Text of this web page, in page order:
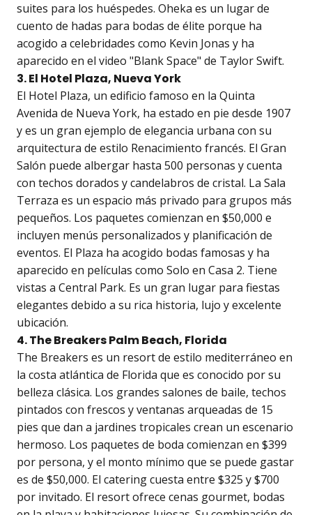
suites para los huéspedes. Oheka es un lugar de
cuento de hadas para bodas de élite porque ha
acogido a celebridades como Kevin Jonas y ha
aparecido en el video "Blank Space" de Taylor Swift.
3. El Hotel Plaza, Nueva York
El Hotel Plaza, un edificio famoso en la Quinta
Avenida de Nueva York, ha estado en pie desde 1907
y es un gran ejemplo de elegancia urbana con su
arquitectura de estilo Renacimiento francés. El Gran
Salón puede albergar hasta 500 personas y cuenta
con techos dorados y candelabros de cristal. La Sala
Terraza es un espacio más privado para grupos más
pequeños. Los paquetes comienzan en $50,000 e
incluyen menús personalizados y planificación de
eventos. El Plaza ha acogido bodas famosas y ha
aparecido en películas como Solo en Casa 2. Tiene
vistas a Central Park. Es un gran lugar para fiestas
elegantes debido a su rica historia, lujo y excelente
ubicación.
4. The Breakers Palm Beach, Florida
The Breakers es un resort de estilo mediterráneo en
la costa atlántica de Florida que es conocido por su
belleza clásica. Los grandes salones de baile, techos
pintados con frescos y ventanas arqueadas de 15
pies que dan a jardines tropicales crean un escenario
hermoso. Los paquetes de boda comienzan en $399
por persona, y el monto mínimo que se puede gastar
es de $50,000. El catering cuesta entre $325 y $700
por invitado. El resort ofrece cenas gourmet, bodas